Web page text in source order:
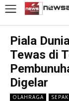
Piala
Tewas di
Digelar
OLAHRAGA